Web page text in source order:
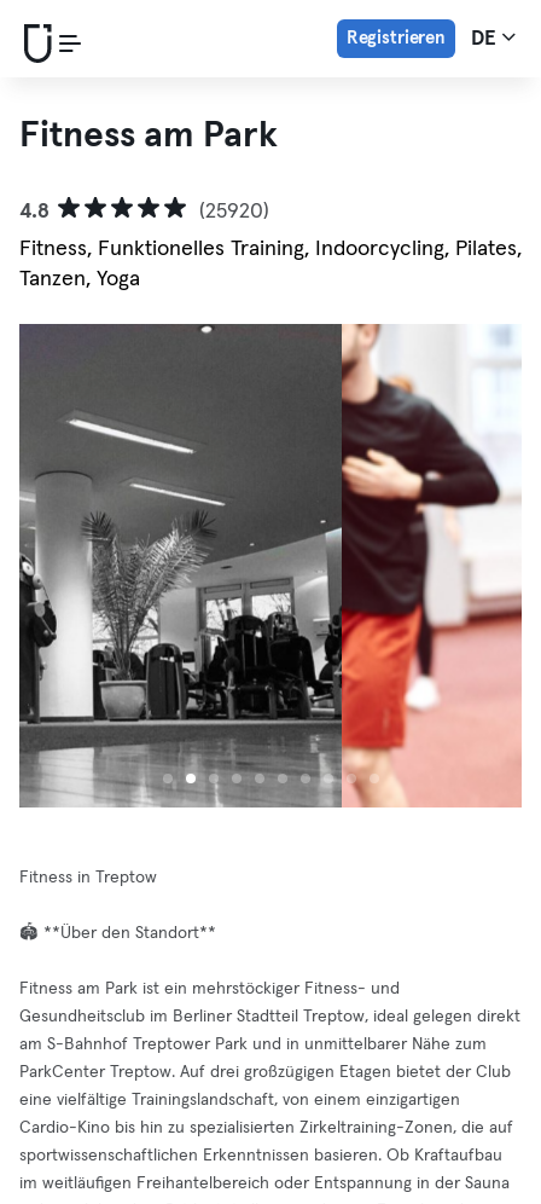
Registrieren DE
Fitness am Park
4.8
(25920)
Fitness, Funktionelles Training, Indoorcycling, Pilates,
Tanzen, Yoga
Fitness in Treptow
🏟️ **Über den Standort**
Fitness am Park ist ein mehrstöckiger Fitness- und
Gesundheitsclub im Berliner Stadtteil Treptow, ideal gelegen direkt
am S-Bahnhof Treptower Park und in unmittelbarer Nähe zum
ParkCenter Treptow. Auf drei großzügigen Etagen bietet der Club
eine vielfältige Trainingslandschaft, von einem einzigartigen
Cardio-Kino bis hin zu spezialisierten Zirkeltraining-Zonen, die auf
sportwissenschaftlichen Erkenntnissen basieren. Ob Kraftaufbau
im weitläufigen Freihantelbereich oder Entspannung in der Sauna